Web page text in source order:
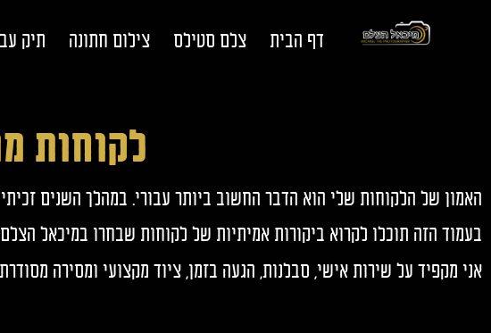
דף הבית צלם סטילס צילום חתונה תיק
לקוחות
האמון של הלקוחות שלי הוא הדבר החשוב ביותר עבורי. במהלך השנים
בעמוד הזה תוכלו לקרוא ביקורות אמיתיות של לקוחות שבחרו במיכאל
אני מקפיד על שירות אישי, סבלנות, הגעה בזמן, ציוד מקצועי ומסירה